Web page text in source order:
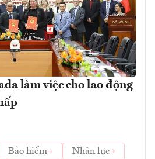
làm việc cho lao động
Bảo hiểm
Nhân lực